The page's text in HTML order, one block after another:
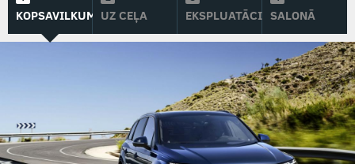
KOPSAVILKUMSUZ CEĻA EKSPLUATĀCIJĀSALONĀ